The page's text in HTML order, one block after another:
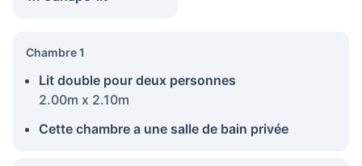
Chambre 1
Lit double pour deux personnes
2.00m x 2.10m
Cette chambre a une salle de bain privée